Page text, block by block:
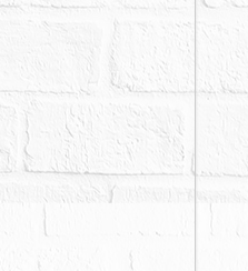
如未特別載明，
格之情形。惟鑑
部分請投標人斟
後再行應買或投
木件拍賣土地
自行注意查
定後不得以之
於投標前審慎查